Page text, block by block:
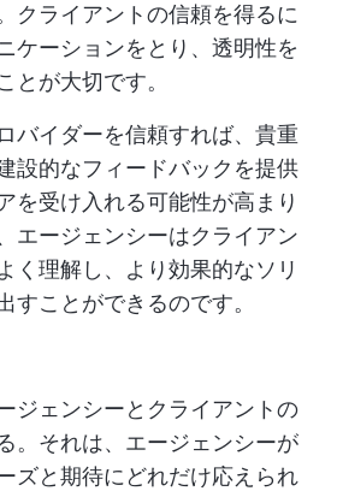
クライアントの信頼を得るに
ケーションをとり、透明性を
とが大切です。
バイダーを信頼すれば、貴重
設的なフィードバックを提供
を受け入れる可能性が高まり
エージェンシーはクライアン
く理解し、より効果的なソリ
すことができるのです。
ジェンシーとクライアントの
。それは、エージェンシーが
ズと期待にどれだけ応えられ